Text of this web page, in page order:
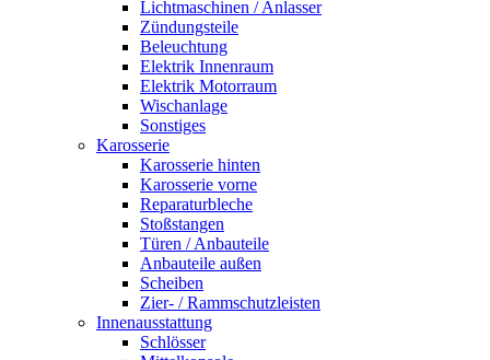
Lichtmaschinen / Anlasser
Zündungsteile
Beleuchtung
Elektrik Innenraum
Elektrik Motorraum
Wischanlage
Sonstiges
Karosserie
Karosserie hinten
Karosserie vorne
Reparaturbleche
Stoßstangen
Türen / Anbauteile
Anbauteile außen
Scheiben
Zier- / Rammschutzleisten
Innenausstattung
Schlösser